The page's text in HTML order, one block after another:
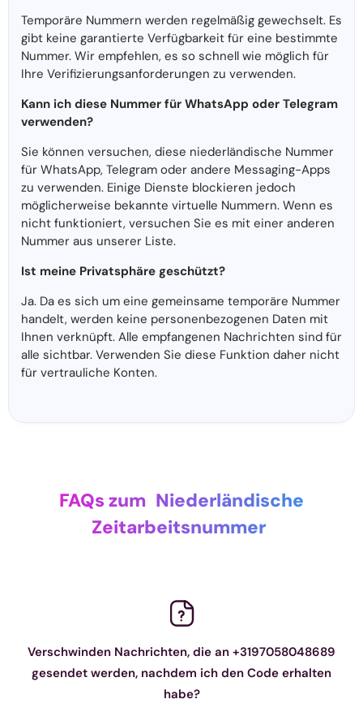
Temporäre Nummern werden regelmäßig gewechselt. Es
gibt keine garantierte Verfügbarkeit für eine bestimmte
Nummer. Wir empfehlen, es so schnell wie möglich für
Ihre Verifizierungsanforderungen zu verwenden.
Kann ich diese Nummer für WhatsApp oder Telegram
verwenden?
Sie können versuchen, diese niederländische Nummer
für WhatsApp, Telegram oder andere Messaging-Apps
zu verwenden. Einige Dienste blockieren jedoch
möglicherweise bekannte virtuelle Nummern. Wenn es
nicht funktioniert, versuchen Sie es mit einer anderen
Nummer aus unserer Liste.
Ist meine Privatsphäre geschützt?
Ja. Da es sich um eine gemeinsame temporäre Nummer
handelt, werden keine personenbezogenen Daten mit
Ihnen verknüpft. Alle empfangenen Nachrichten sind für
alle sichtbar. Verwenden Sie diese Funktion daher nicht
für vertrauliche Konten.
FAQs zum Niederländische
Zeitarbeitsnummer
Verschwinden Nachrichten, die an +3197058048689
gesendet werden, nachdem ich den Code erhalten
habe?